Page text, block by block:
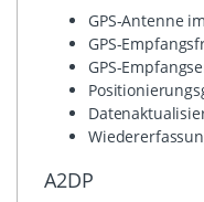
GPS-Antenne
GPS-
GPS-
A2DP